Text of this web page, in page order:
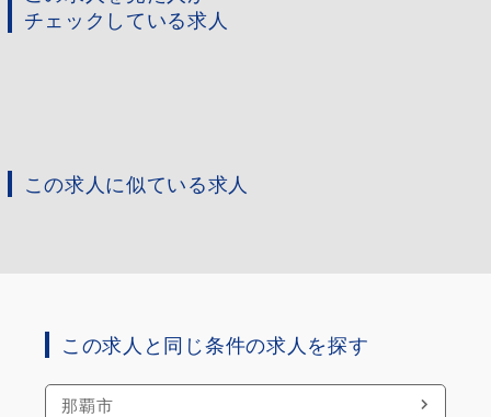
チェックしている求人
この求人に似ている求人
この求人と同じ条件の求人を探す
那覇市